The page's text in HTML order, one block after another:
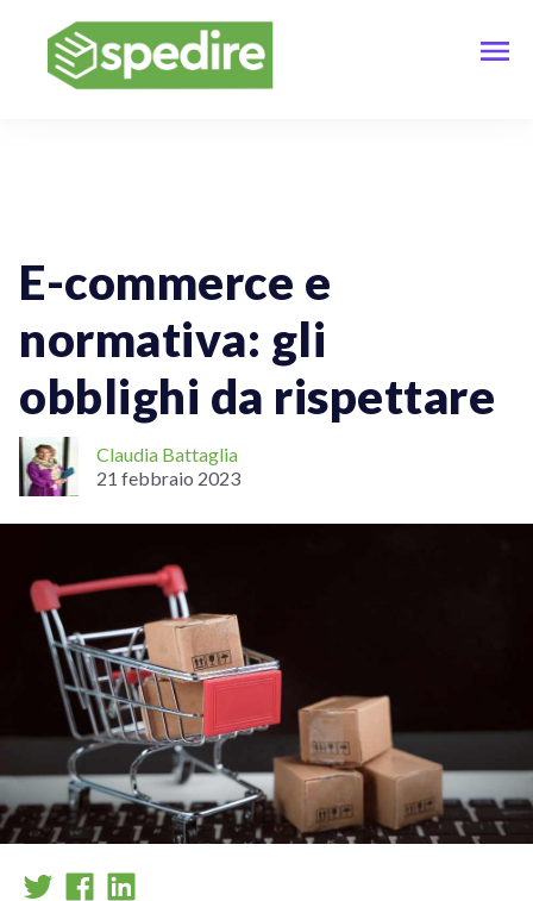
E-commerce e
normativa: gli
obblighi da rispettare
Claudia Battaglia
21 febbraio 2023